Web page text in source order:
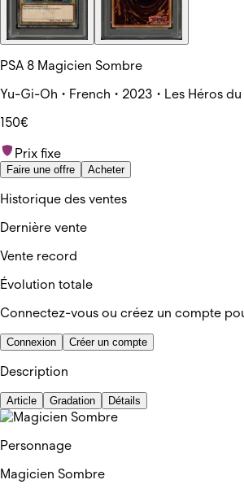
PSA 8 Magicien Sombre
Yu-Gi-Oh • French • 2023 • Les Héros
150€
Prix fixe
Faire une offre Acheter
Historique des ventes
Dernière vente
Vente record
Évolution totale
Connectez-vous ou créez un compte
Connexion Créer un compte
Description
Article Gradation Détails
Personnage
Magicien Sombre